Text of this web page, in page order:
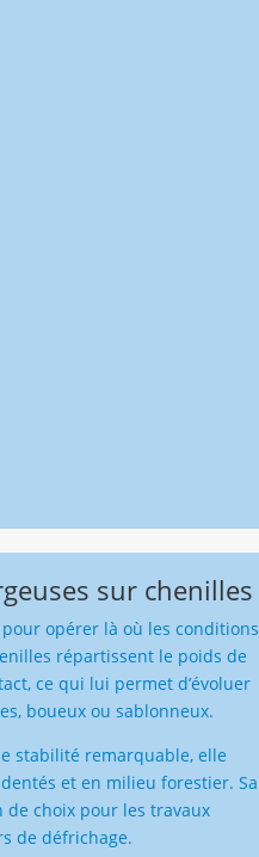
sur chenilles
opérer là où les conditions
répartissent le poids de
ce qui lui permet d’évoluer
boueux ou sablonneux.
stabilité remarquable, elle
et en milieu forestier. Sa
choix pour les travaux
de défrichage.